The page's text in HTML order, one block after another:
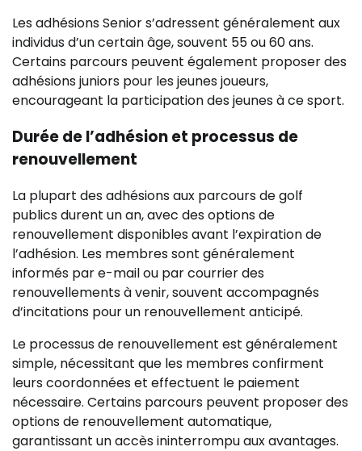
Les adhésions Senior s’adressent généralement aux
individus d’un certain âge, souvent 55 ou 60 ans.
Certains parcours peuvent également proposer des
adhésions juniors pour les jeunes joueurs,
encourageant la participation des jeunes à ce sport.
Durée de l’adhésion et processus de
renouvellement
La plupart des adhésions aux parcours de golf
publics durent un an, avec des options de
renouvellement disponibles avant l’expiration de
l’adhésion. Les membres sont généralement
informés par e-mail ou par courrier des
renouvellements à venir, souvent accompagnés
d’incitations pour un renouvellement anticipé.
Le processus de renouvellement est généralement
simple, nécessitant que les membres confirment
leurs coordonnées et effectuent le paiement
nécessaire. Certains parcours peuvent proposer des
options de renouvellement automatique,
garantissant un accès ininterrompu aux avantages.